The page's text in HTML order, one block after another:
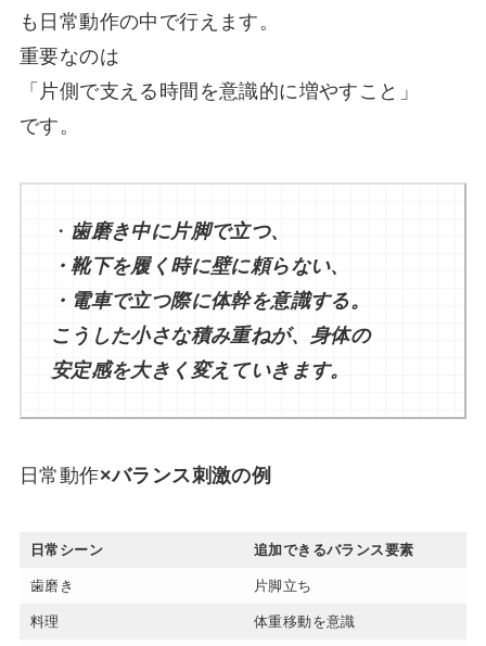
も日常動作の中で行えます。
重要なのは
「片側で支える時間を意識的に増やすこと」
です。
・ 歯磨き中に片脚で立つ、
・靴下を履く時に壁に頼らない、
・電車で立つ際に体幹を意識する。
こうした小さな積み重ねが、身体の
安定感を大きく変えていきます。
日常動作×バランス刺激の例
日常シーン 追加できるバランス要素
歯磨き 片脚立ち
料理 体重移動を意識